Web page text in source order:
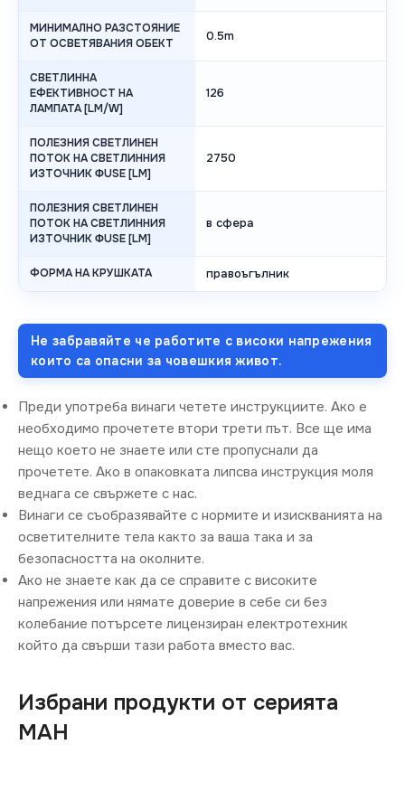
МИНИМАЛНО РАЗСТОЯНИЕ
ОТ ОСВЕТЯВАНИЯ ОБЕКТ
0.5m
СВЕТЛИННА
ЕФЕКТИВНОСТ НА
ЛАМПАТА [LM/W]
126
ПОЛЕЗНИЯ СВЕТЛИНЕН
ПОТОК НА СВЕТЛИННИЯ
ИЗТОЧНИК ΦUSE [LM]
2750
ПОЛЕЗНИЯ СВЕТЛИНЕН
ПОТОК НА СВЕТЛИННИЯ
ИЗТОЧНИК ΦUSE [LM]
в сфера
ФОРМА НА КРУШКАТА правоъгълник
Не забравяйте че работите с високи напрежения
които са опасни за човешкия живот.
Преди употреба винаги четете инструкциите. Ако е
необходимо прочетете втори трети път. Все ще има
нещо което не знаете или сте пропуснали да
прочетете. Ако в опаковката липсва инструкция моля
веднага се свържете с нас.
Винаги се съобразявайте с нормите и изискванията на
осветителните тела както за ваша така и за
безопасността на околните.
Ако не знаете как да се справите с високите
напрежения или нямате доверие в себе си без
колебание потърсете лицензиран електротехник
който да свърши тази работа вместо вас.
Избрани продукти от серията
MAH